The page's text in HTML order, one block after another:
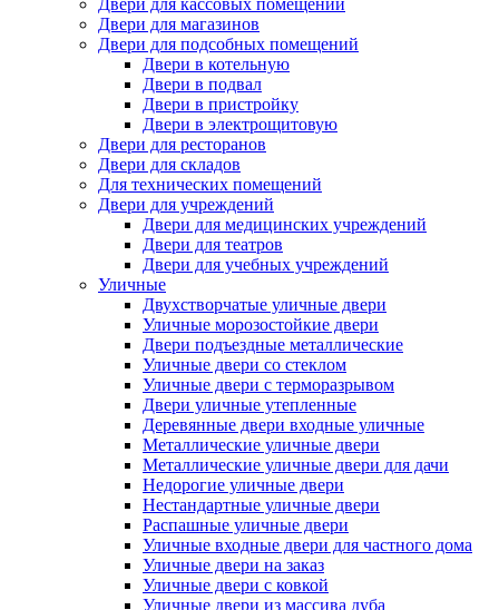
Двери для кассовых помещений
Двери для магазинов
Двери для подсобных помещений
Двери в котельную
Двери в подвал
Двери в пристройку
Двери в электрощитовую
Двери для ресторанов
Двери для складов
Для технических помещений
Двери для учреждений
Двери для медицинских учреждений
Двери для театров
Двери для учебных учреждений
Уличные
Двухстворчатые уличные двери
Уличные морозостойкие двери
Двери подъездные металлические
Уличные двери со стеклом
Уличные двери с терморазрывом
Двери уличные утепленные
Деревянные двери входные уличные
Металлические уличные двери
Металлические уличные двери для дачи
Недорогие уличные двери
Нестандартные уличные двери
Распашные уличные двери
Уличные входные двери для частного дома
Уличные двери на заказ
Уличные двери с ковкой
Уличные двери из массива дуба